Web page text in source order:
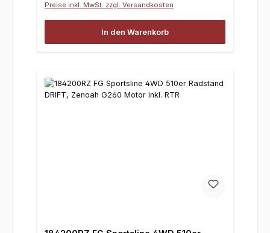
Preise inkl. MwSt. zzgl. Versandkosten
In den Warenkorb